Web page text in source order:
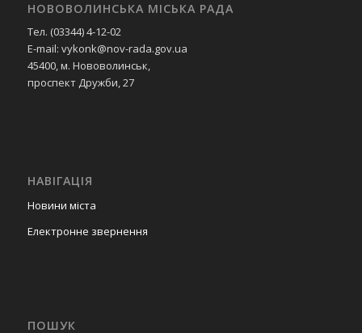
НОВОВОЛИНСЬКА МІСЬКА РАДА
Тел. (03344) 4-12-02
E-mail: vykonk@nov-rada.gov.ua
45400, м. Нововолинськ,
проспект Дружби, 27
НАВІГАЦІЯ
Новини міста
Електронне звернення
ПОШУК